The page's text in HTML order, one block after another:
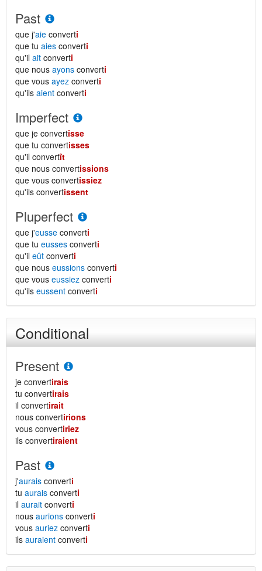
Past
que j'aie converti
que tu aies converti
qu'il ait converti
que nous ayons converti
que vous ayez converti
qu'ils aient converti
Imperfect
que je convertisse
que tu convertisses
qu'il convertît
que nous convertissions
que vous convertissiez
qu'ils convertissent
Pluperfect
que j'eusse converti
que tu eusses converti
qu'il eût converti
que nous eussions converti
que vous eussiez converti
qu'ils eussent converti
Conditional
Present
je convertirais
tu convertirais
il convertirait
nous convertirions
vous convertiriez
ils convertiraient
Past
j'aurais converti
tu aurais converti
il aurait converti
nous aurions converti
vous auriez converti
ils auraient converti